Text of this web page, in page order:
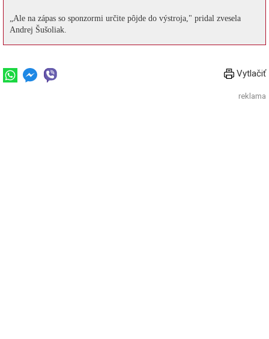
„Ale na zápas so sponzormi určite pôjde do výstroja," pridal zvesela
Andrej Šušoliak.
Vytlačiť
reklama